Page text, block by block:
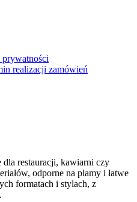
realizacji zamówień
dla restauracji, kawiarni czy
odporne na plamy i łatwe
formatach i stylach, z